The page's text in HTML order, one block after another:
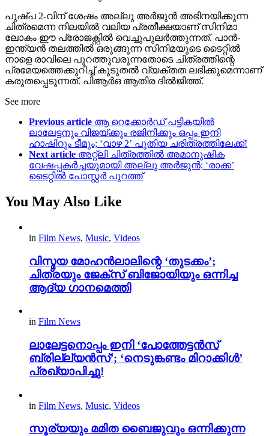
പുഷ്പ 2-വിന് ശേഷം അല്ലു അർജുൻ അഭിനയിക്കുന്ന
ചിത്രമെന്ന നിലയിൽ വലിയ പ്രതീക്ഷയാണ് സിനിമാ
ലോകം ഈ പ്രോജക്റ്റിൽ വെച്ചുപുലർത്തുന്നത്. പാൻ-
ഇന്ത്യൻ തലത്തിൽ ഒരുങ്ങുന്ന സിനിമയുടെ ടൈറ്റിൽ
നാളെ രാവിലെ പുറത്തുവരുന്നതോടെ ചിത്രത്തിന്റെ
പ്രമേയത്തെക്കുറിച്ച് കൂടുതൽ വ്യക്തത ലഭിക്കുമെന്നാണ്
കരുതപ്പെടുന്നത്. പിആർഒ ആതിര ദിൽജിത്ത്.
See more
Previous article ആ റെക്കോർഡ് പട്ടികയിൽ
ലാലേട്ടനും വിജയ്ക്കും രജിനിക്കും ഒപ്പം ഇനി
ഹാഷിറും ടീമും; ‘വാഴ 2’ പുതിയ ചരിത്രത്തിലേക്ക്!
Next article അറ്റ്‌ലി ചിത്രത്തിൽ അമാനുഷിക
വേഷപ്പകർച്ചയുമായി അല്ലു അർജുൻ; ‘രാക്ക’
ടൈറ്റിൽ പോസ്റ്റർ പുറത്ത്
You May Also Like
in Film News, Music, Videos
വിസ്മയ മോഹൻലാലിന്റെ ‘തുടക്കം’;
ചിത്രയും ജേക്സ് ബിജോയിയും ഒന്നിച്ച
ആദ്യ ഗാനമെത്തി
in Film News
ലാലേട്ടനൊപ്പം ഇനി ‘പോത്തേട്ടൻസ്
ബ്രില്ല്യൻസ്’; ‘നെടുങ്കണ്ടം മിറാക്കിൾ’
പ്രഖ്യാപിച്ചു!
in Film News, Music, Videos
സൂര്യയും മമിത ബൈജുവും ഒന്നിക്കുന്ന